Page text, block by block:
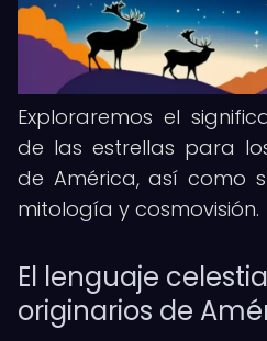
Exploraremos el
de las estrellas para
de América, así como
mitología y cosmovisión.
El lenguaje
originarios de